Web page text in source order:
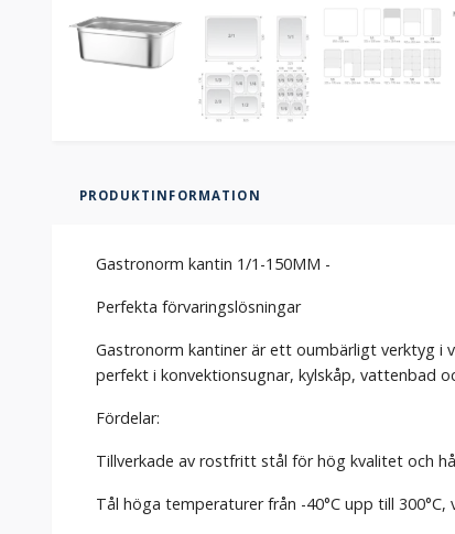
PRODUKTINFORMATION
Gastronorm kantin 1/1-150MM -
Perfekta förvaringslösningar
Gastronorm kantiner är ett oumbärligt verktyg i
perfekt i konvektionsugnar, kylskåp, vattenbad
Fördelar:
Tillverkade av rostfritt stål för hög kvalitet och
Tål höga temperaturer från -40°C upp till